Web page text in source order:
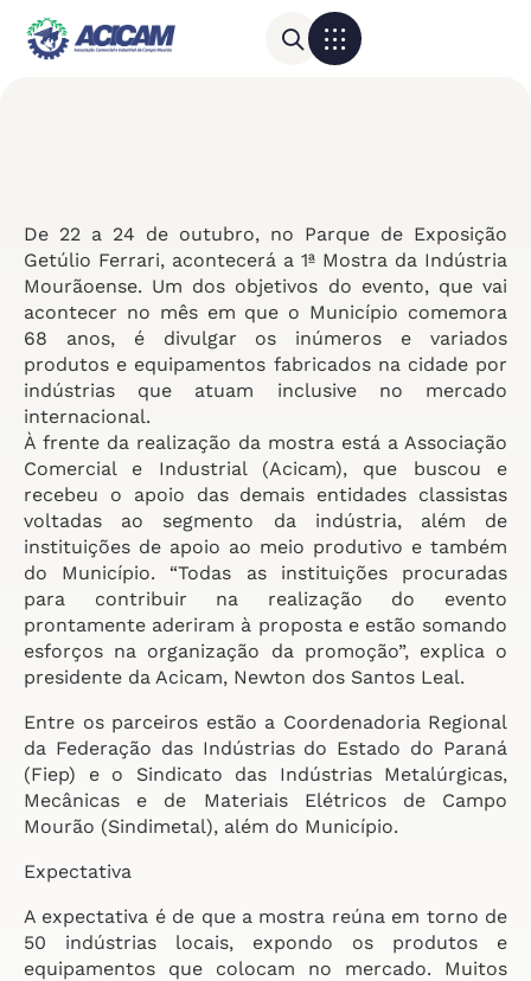
De 22 a 24 de outubro, no Parque de Exposição
Getúlio Ferrari, acontecerá a 1ª Mostra da Indústria
Mourãoense. Um dos objetivos do evento, que vai
acontecer no mês em que o Município comemora
68 anos, é divulgar os inúmeros e variados
produtos e equipamentos fabricados na cidade por
indústrias que atuam inclusive no mercado
internacional.
À frente da realização da mostra está a Associação
Comercial e Industrial (Acicam), que buscou e
recebeu o apoio das demais entidades classistas
voltadas ao segmento da indústria, além de
instituições de apoio ao meio produtivo e também
do Município. “Todas as instituições procuradas
para contribuir na realização do evento
prontamente aderiram à proposta e estão somando
esforços na organização da promoção”, explica o
presidente da Acicam, Newton dos Santos Leal.
Entre os parceiros estão a Coordenadoria Regional
da Federação das Indústrias do Estado do Paraná
(Fiep) e o Sindicato das Indústrias Metalúrgicas,
Mecânicas e de Materiais Elétricos de Campo
Mourão (Sindimetal), além do Município.
Expectativa
A expectativa é de que a mostra reúna em torno de
50 indústrias locais, expondo os produtos e
equipamentos que colocam no mercado. Muitos